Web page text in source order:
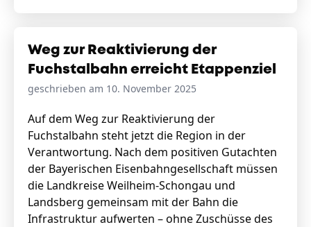
Weg zur Reaktivierung der
Fuchstalbahn erreicht Etappenziel
geschrieben am 10. November 2025
Auf dem Weg zur Reaktivierung der
Fuchstalbahn steht jetzt die Region in der
Verantwortung. Nach dem positiven Gutachten
der Bayerischen Eisenbahngesellschaft müssen
die Landkreise Weilheim-Schongau und
Landsberg gemeinsam mit der Bahn die
Infrastruktur aufwerten – ohne Zuschüsse des